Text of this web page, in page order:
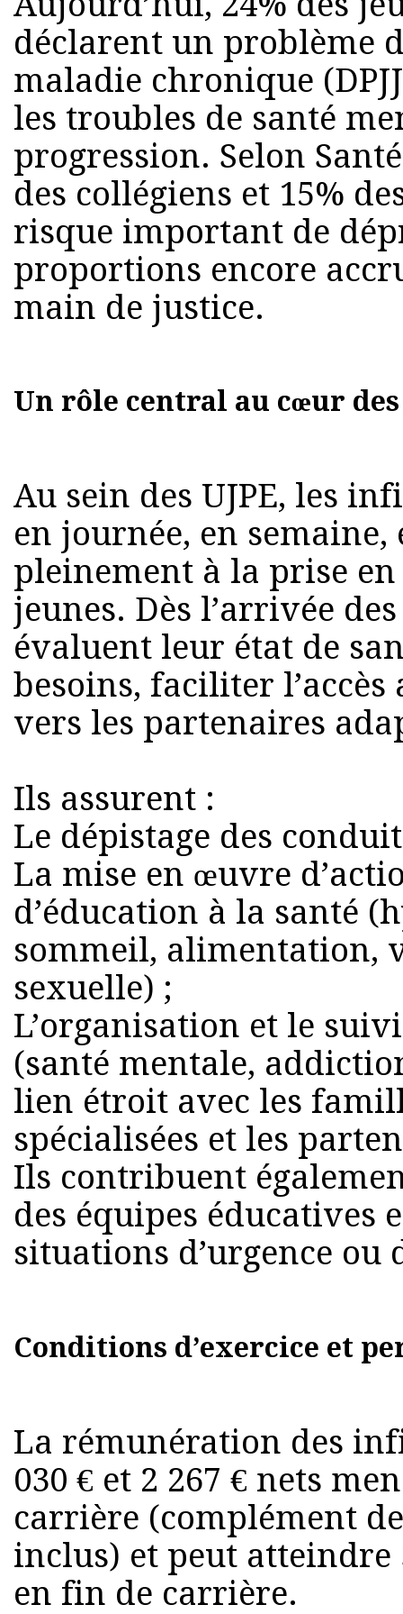
déclarent un problème
maladie chronique
les troubles de santé
progression. Selon
des collégiens et 15%
risque important de
proportions encore
main de justice.
Un rôle central au cœur
Au sein des UJPE, les
en journée, en
pleinement à la prise
jeunes. Dès l’arrivée
évaluent leur état de
besoins, faciliter
vers les partenaires
Ils assurent :
Le dépistage des
La mise en œuvre
d’éducation à la santé
sommeil, alimentation,
sexuelle) ;
L’organisation et le
(santé mentale,
lien étroit avec les
spécialisées et les
Ils contribuent
des équipes éducatives
situations d’urgence ou
Conditions d’exercice et
La rémunération des
030 € et 2 267 € nets
carrière (complément
inclus) et peut atteindre
en fin de carrière.